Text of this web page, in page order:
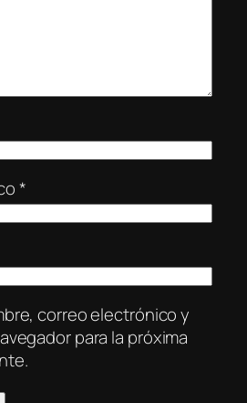
*
correo electrónico y
para la próxima